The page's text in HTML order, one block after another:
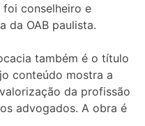
conselheiro e
da OAB paulista.
também é o título
conteúdo mostra a
da profissão
advogados. A obra é